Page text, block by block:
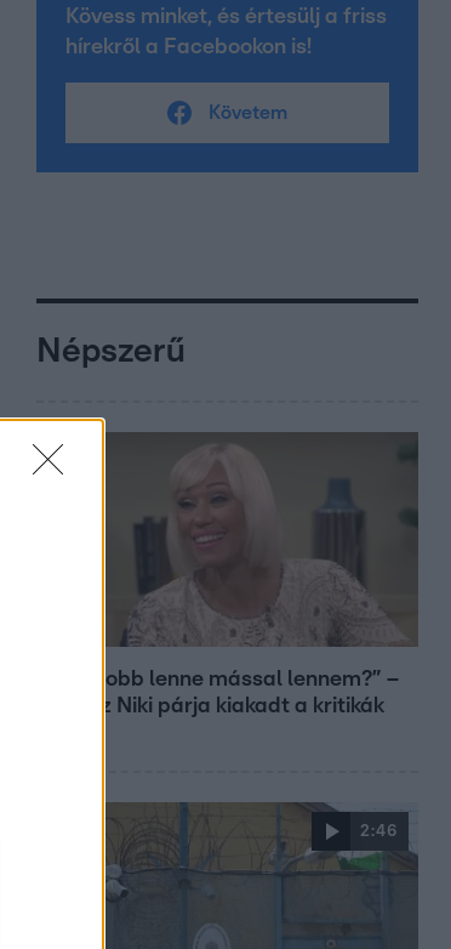
Kövess minket, és értesülj a friss
hírekről a Facebookon is!
Követem
Népszerű
„Most jobb lenne mással lennem?” –
Gallusz Niki párja kiakadt a kritikák
2:46